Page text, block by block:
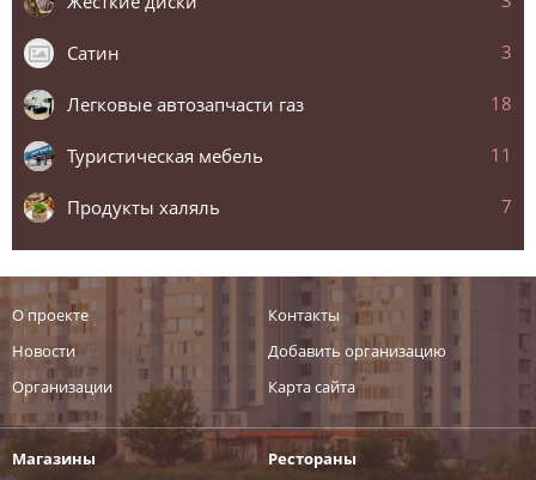
Сатин 3
Легковые автозапчасти газ 18
Туристическая мебель 11
Продукты халяль 7
О проекте
Новости
Организации
Контакты
Добавить организацию
Карта сайта
Магазины Рестораны